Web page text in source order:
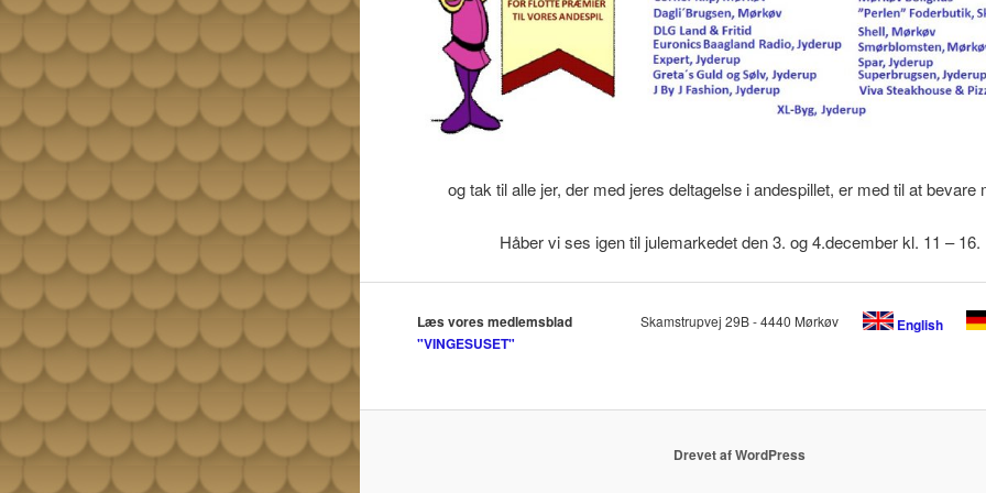
og tak til alle jer, der med jeres deltagelse i andespillet, er med til at bevare
Håber vi ses igen til julemarkedet den 3. og 4.december kl. 11 – 16.
Læs vores medlemsblad
"VINGESUSET"
Skamstrupvej 29B - 4440 Mørkøv English
Drevet af WordPress